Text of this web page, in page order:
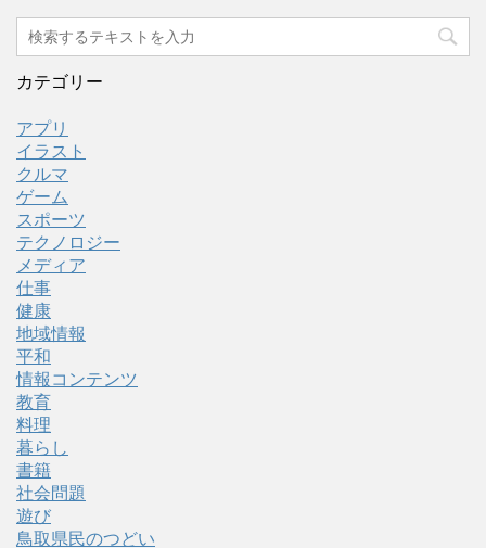
カテゴリー
アプリ
イラスト
クルマ
ゲーム
スポーツ
テクノロジー
メディア
仕事
健康
地域情報
平和
情報コンテンツ
教育
料理
暮らし
書籍
社会問題
遊び
鳥取県民のつどい